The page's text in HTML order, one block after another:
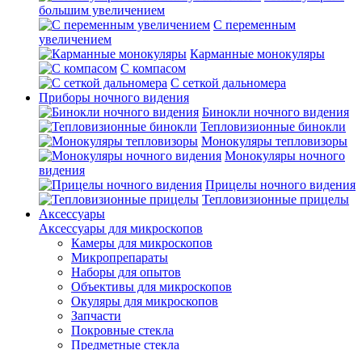
большим увеличением
С переменным
увеличением
Карманные монокуляры
С компасом
С сеткой дальномера
Приборы ночного видения
Бинокли ночного видения
Тепловизионные бинокли
Монокуляры тепловизоры
Монокуляры ночного
видения
Прицелы ночного видения
Тепловизионные прицелы
Аксессуары
Аксессуары для микроскопов
Камеры для микроскопов
Микропрепараты
Наборы для опытов
Объективы для микроскопов
Окуляры для микроскопов
Запчасти
Покровные стекла
Предметные стекла